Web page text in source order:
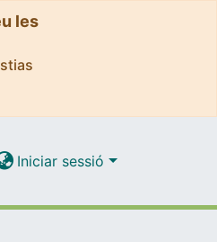
les
Iniciar sessió